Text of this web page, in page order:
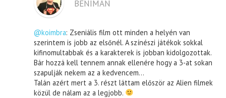
BENIMAN
@koimbra: Zseniális film ott minden a helyén van
szerintem is jobb az elsőnél. A színészi játékok sokkal
kifinomultabbak és a karakterek is jobban kidolgozottak.
Bár hozzá kell tennem annak ellenére hogy a 3-at sokan
szapulják nekem az a kedvencem…
Talán azért mert a 3. részt láttam először az Alien filmek
közül de nálam az a legjobb.